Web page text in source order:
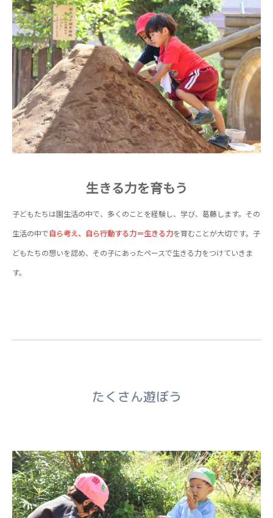
生きる力を育もう
子どもたちは園生活の中で、多くのことを経験し、学び、葛藤します。その
生活の中で自ら考え、自ら行動する力＝生きる力を育むことが大切です。子
どもたちの想いを認め、その子にあったペースで生きる力をつけていきま
す。
たくさん遊ぼう